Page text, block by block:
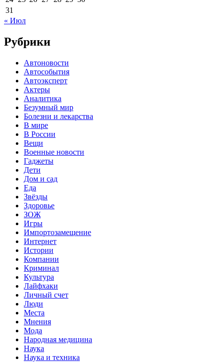
31
« Июл
Рубрики
Автоновости
Автособытия
Автоэксперт
Актеры
Аналитика
Безумный мир
Болезни и лекарства
В мире
В России
Вещи
Военные новости
Гаджеты
Дети
Дом и сад
Еда
Звёзды
Здоровье
ЗОЖ
Игры
Импортозамещение
Интернет
Истории
Компании
Криминал
Культура
Лайфхаки
Личный счет
Люди
Места
Мнения
Мода
Народная медицина
Наука
Наука и техника